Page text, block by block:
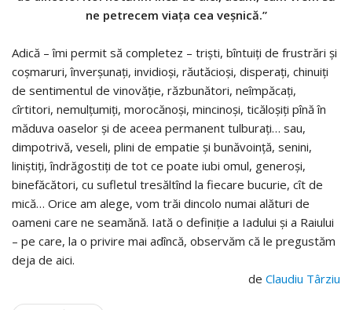
ne petrecem viaţa cea veşnică.”
Adică – îmi permit să completez – trişti, bîntuiţi de frustrări şi
coşmaruri, înverşunaţi, invidioşi, răutăcioşi, disperaţi, chinuiţi
de sentimentul de vinovăţie, răzbunători, neîmpăcaţi,
cîrtitori, nemulţumiţi, morocănoşi, mincinoşi, ticăloşiţi pînă în
măduva oaselor şi de aceea permanent tulburaţi… sau,
dimpotrivă, veseli, plini de empatie şi bunăvoinţă, senini,
liniştiţi, îndrăgostiţi de tot ce poate iubi omul, generoşi,
binefăcători, cu sufletul tresăltînd la fiecare bucurie, cît de
mică… Orice am alege, vom trăi dincolo numai alături de
oameni care ne seamănă. Iată o definiţie a Iadului şi a Raiului
– pe care, la o privire mai adîncă, observăm că le pregustăm
deja de aici.
de Claudiu Târziu